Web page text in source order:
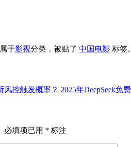
于影视分类，被贴了 中国电影 标签。
风控触发概率？ 2025年DeepSeek免
必填项已用 * 标注